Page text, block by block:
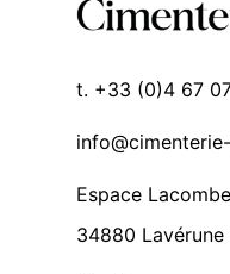
t. +33 (0)4 67
Espace
34880 Lavérune